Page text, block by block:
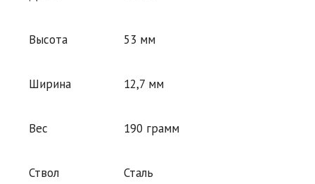
Высота 53 мм
Ширина 12,7 мм
Вес 190 грамм
Ствол Сталь